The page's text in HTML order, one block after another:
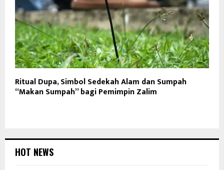
Ritual Dupa, Simbol Sedekah Alam dan Sumpah
“Makan Sumpah” bagi Pemimpin Zalim
HOT NEWS